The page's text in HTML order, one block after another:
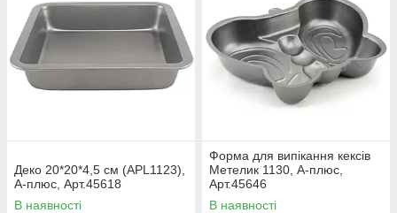
Деко 20*20*4,5 см (APL1123),
А-плюс, Арт.45618
В наявності
Форма для випікання кексів
Метелик 1130, А-плюс,
Арт.45646
В наявності